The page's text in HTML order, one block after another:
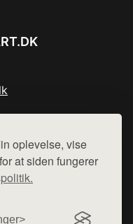
oplevelse, vise
at siden fungerer
til de shops,